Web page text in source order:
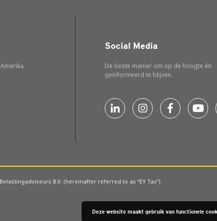
Social Media
De beste manier om op de hoogte én
geinformeerd te blijven.
B.V. (hereinafter referred to as “EY Tax”)
Deze website maakt gebruik van functionele